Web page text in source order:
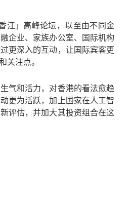
江」高峰论坛，以至由不同金
企业、家族办公室、国际机构
更深入的互动，让国际宾客更
注点。
气和活力，对香港的看法愈趋
更为活跃，加上国家在人工智
评估，并加大其投资组合在这